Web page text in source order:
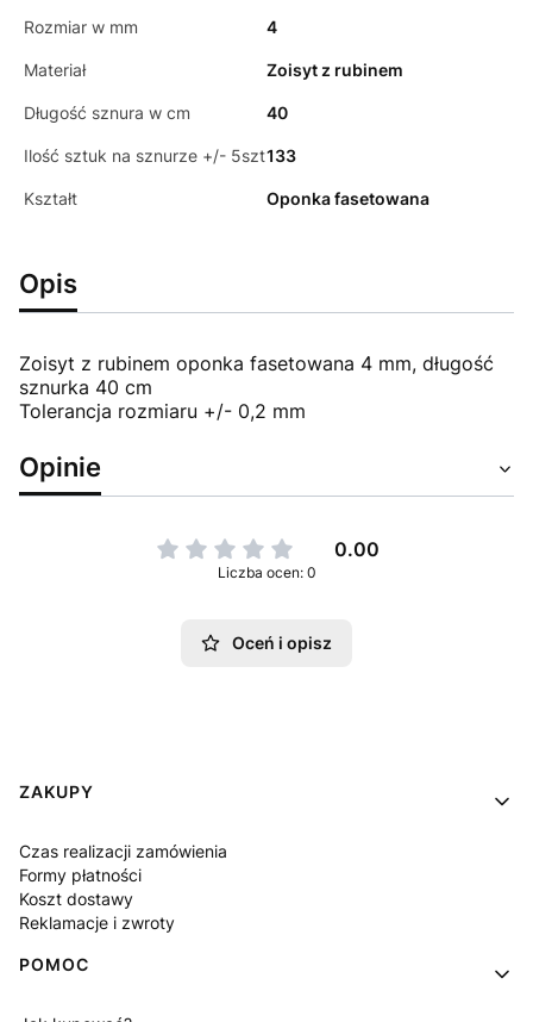
Rozmiar w mm 4
Materiał Zoisyt z rubinem
Długość sznura w cm 40
Ilość sztuk na sznurze +/- 5szt133
Kształt Oponka fasetowana
Opis
Zoisyt z rubinem oponka fasetowana 4 mm, długość
sznurka 40 cm
Tolerancja rozmiaru +/- 0,2 mm
Opinie
0.00
Liczba ocen: 0
Oceń i opisz
Linki w stopce
ZAKUPY
Czas realizacji zamówienia
Formy płatności
Koszt dostawy
Reklamacje i zwroty
POMOC